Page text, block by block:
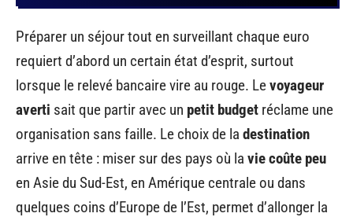
Préparer un séjour tout en surveillant chaque euro
requiert d’abord un certain état d’esprit, surtout
lorsque le relevé bancaire vire au rouge. Levoyageur
averti sait que partir avec un petit budget réclame une
organisation sans faille. Le choix de la destination
arrive en tête : miser sur des pays où la vie coûte peu
en Asie du Sud-Est, en Amérique centrale ou dans
quelques coins d’Europe de l’Est, permet d’allonger la